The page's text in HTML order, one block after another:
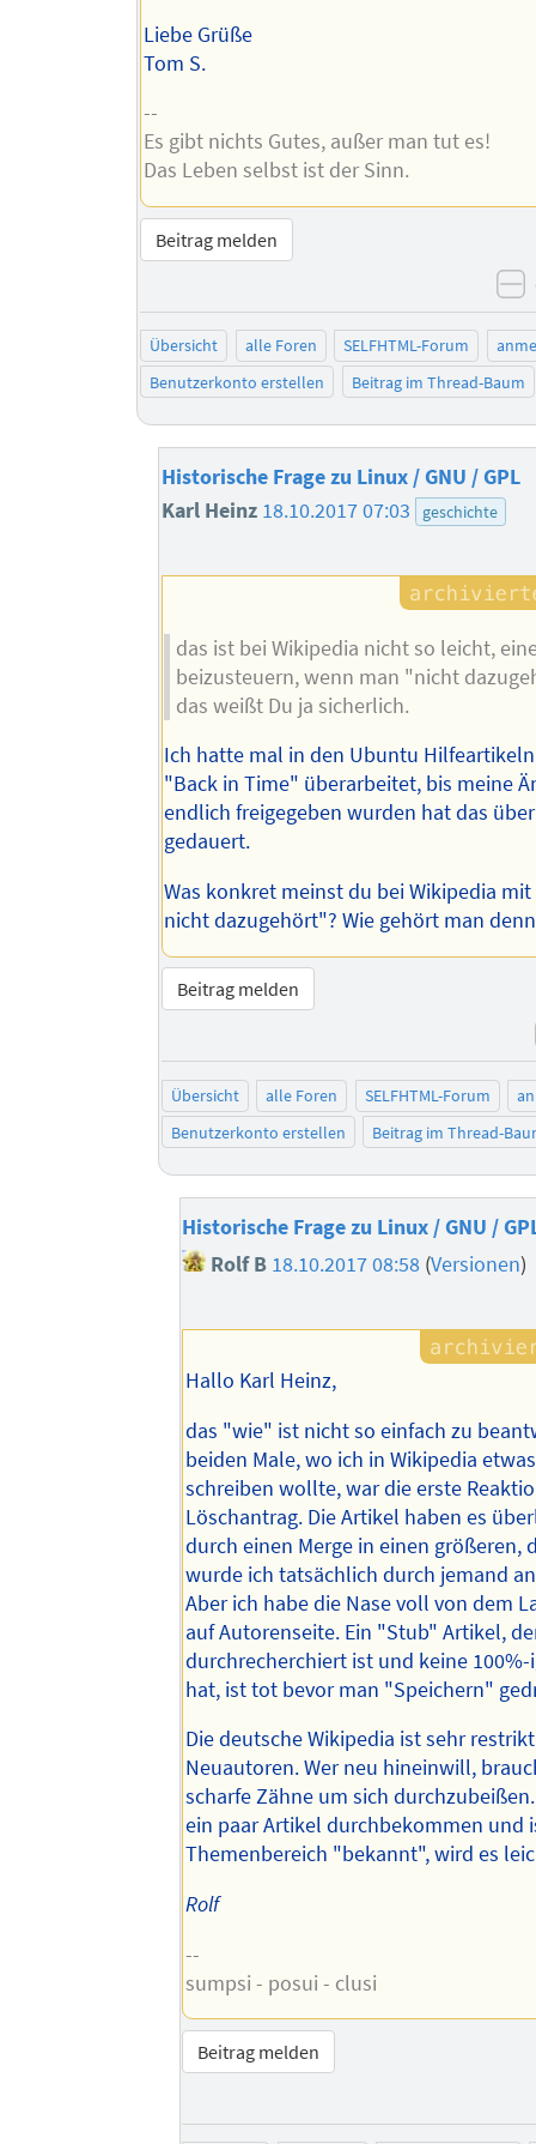
Liebe Grüße
Tom S.
--
Es gibt nichts Gutes, außer man tut es!
Das Leben selbst ist der Sinn.
Beitrag melden
Übersicht alle Foren SELFHTML-Forum
Benutzerkonto erstellen
Beitrag im Thread-Baum
Historische Frage zu Linux / GNU / GPL
Karl Heinz 18.10.2017 07:03 geschichte
das ist bei Wikipedia nicht so leicht,
beizusteuern, wenn man "nicht
das weißt Du ja sicherlich.
Ich hatte mal in den Ubuntu
"Back in Time" überarbeitet, bis meine
endlich freigegeben wurden hat das
gedauert.
Was konkret meinst du bei Wikipedia
nicht dazugehört"? Wie gehört man
Beitrag melden
Übersicht alle Foren SELFHTML-Forum
Benutzerkonto erstellen
Beitrag im Thread-
Historische Frage zu Linux / GNU /
Rolf B 18.10.2017 08:58 (Versionen)
Hallo Karl Heinz,
das "wie" ist nicht so einfach zu
beiden Male, wo ich in Wikipedia
schreiben wollte, war die erste
Löschantrag. Die Artikel haben es
durch einen Merge in einen größeren,
wurde ich tatsächlich durch jemand
Aber ich habe die Nase voll von dem
auf Autorenseite. Ein "Stub" Artikel,
durchrecherchiert ist und keine
hat, ist tot bevor man "Speichern"
Die deutsche Wikipedia ist sehr
Neuautoren. Wer neu hineinwill,
scharfe Zähne um sich
ein paar Artikel durchbekommen und
Themenbereich "bekannt", wird es
Rolf
--
sumpsi - posui - clusi
Beitrag melden